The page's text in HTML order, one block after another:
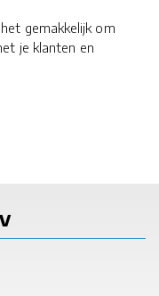
gemakkelijk om
je klanten en